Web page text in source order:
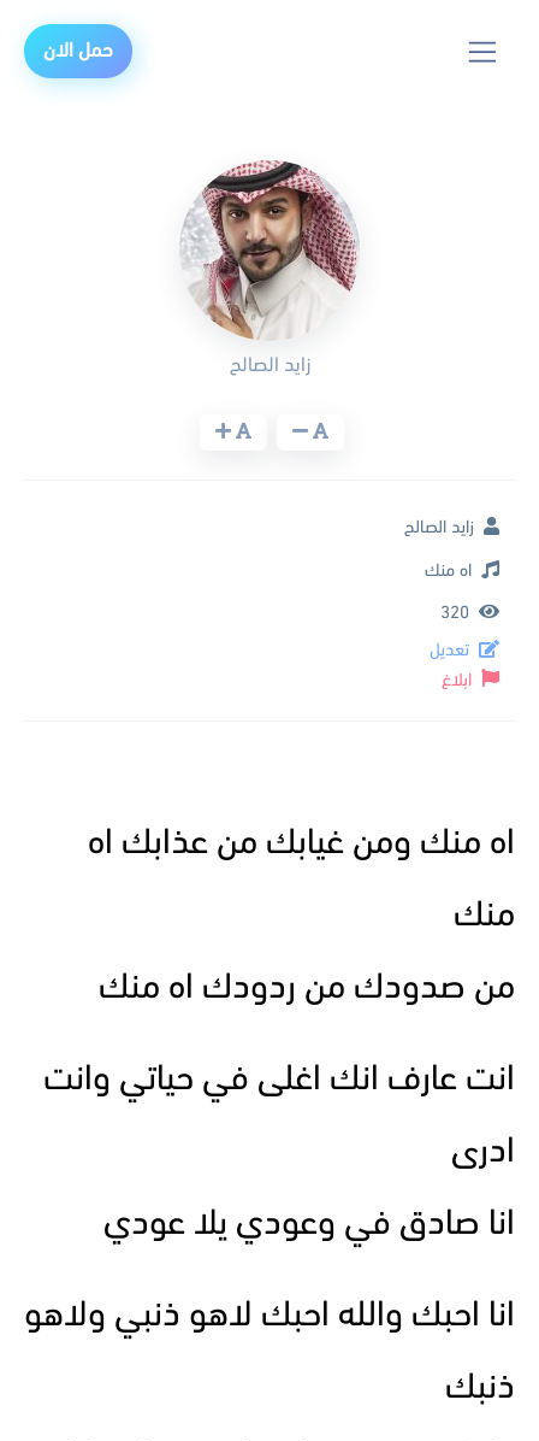
حمل الان
اه منك ومن غيابك من عذابك اه
منك
من صدودك من ردودك اه منك
انت عارف انك اغلى في حياتي وانت
ادرى
انا صادق في وعودي يلا عودي
انا احبك والله احبك لاهو ذنبي ولاهو
ذنبك
زايد الصالح
زايد الصالح
اه منك
320
تعديل
ابلاغ